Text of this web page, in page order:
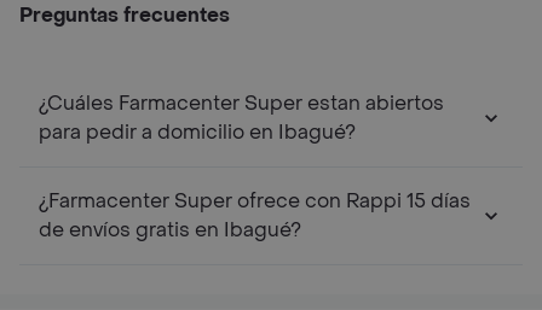
Preguntas frecuentes
¿Cuáles Farmacenter Super estan abiertos
para pedir a domicilio en Ibagué?
¿Farmacenter Super ofrece con Rappi 15 días
de envíos gratis en Ibagué?